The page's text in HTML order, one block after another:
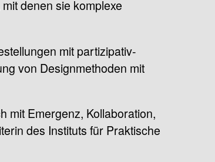
denen sie komplexe
mit partizipativ-
von Designmethoden mit
mit Emergenz, Kollaboration,
des Instituts für Praktische